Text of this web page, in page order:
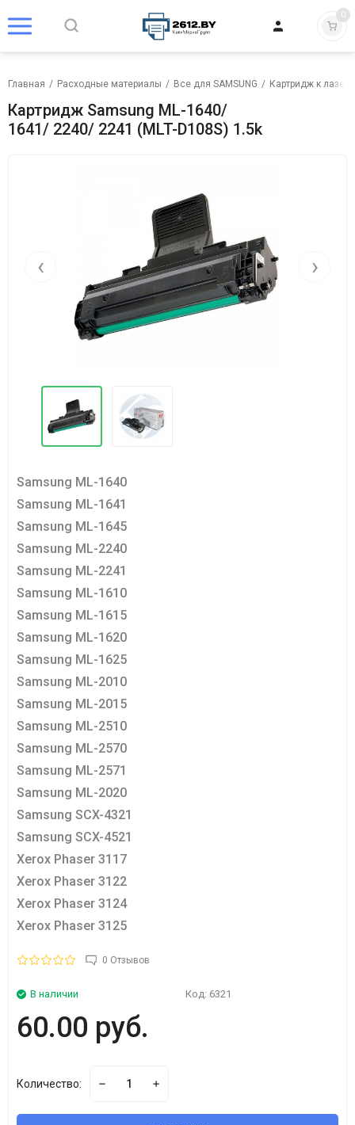
0
Главная / Расходные материалы / Все для SAMSUNG / Картридж к
Картридж Samsung ML-1640/
1641/ 2240/ 2241 (MLT-D108S) 1.5k
‹ ›
Samsung ML-1640
Samsung ML-1641
Samsung ML-1645
Samsung ML-2240
Samsung ML-2241
Samsung ML-1610
Samsung ML-1615
Samsung ML-1620
Samsung ML-1625
Samsung ML-2010
Samsung ML-2015
Samsung ML-2510
Samsung ML-2570
Samsung ML-2571
Samsung ML-2020
Samsung SCX-4321
Samsung SCX-4521
Xerox Phaser 3117
Xerox Phaser 3122
Xerox Phaser 3124
Xerox Phaser 3125
0 Отзывов
В наличии Код: 6321
60.00 руб.
Количество: